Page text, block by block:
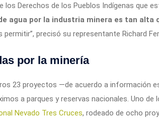
los Derechos de los Pueblos Indígenas que
agua por la industria minera es tan alta
precisó su representante Richard
por la minería
23 proyectos —de acuerdo a información
a parques y reservas nacionales. Uno de
Nevado Tres Cruces, rodeado de ocho